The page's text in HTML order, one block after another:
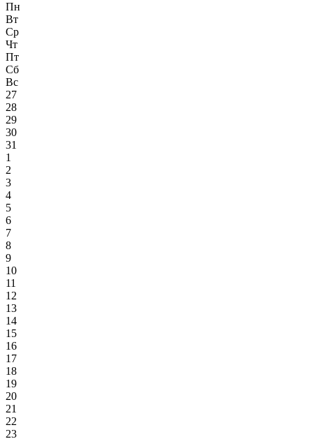
Пн
Вт
Ср
Чт
Пт
Сб
Вс
27
28
29
30
31
1
2
3
4
5
6
7
8
9
10
11
12
13
14
15
16
17
18
19
20
21
22
23